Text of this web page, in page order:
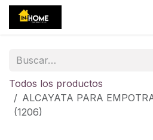
Ir al contenido
Todos los productos
ALCAYATA PARA
(1206)